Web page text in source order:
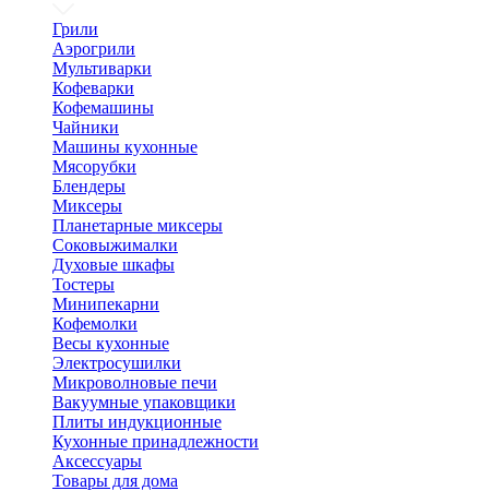
Грили
Аэрогрили
Мультиварки
Кофеварки
Кофемашины
Чайники
Машины кухонные
Мясорубки
Блендеры
Миксеры
Планетарные миксеры
Соковыжималки
Духовые шкафы
Тостеры
Минипекарни
Кофемолки
Весы кухонные
Электросушилки
Микроволновые печи
Вакуумные упаковщики
Плиты индукционные
Кухонные принадлежности
Аксессуары
Товары для дома